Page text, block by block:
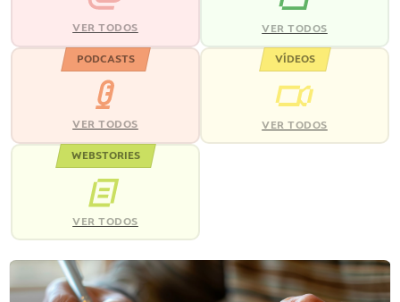
VER TODOS VER TODOS
PODCASTS
VER TODOS
VÍDEOS
VER TODOS
WEBSTORIES
VER TODOS